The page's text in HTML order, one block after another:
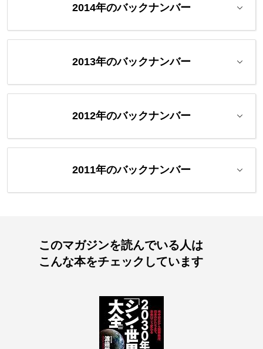
2014年のバックナンバー
2013年のバックナンバー
2012年のバックナンバー
2011年のバックナンバー
このマガジンを読んでいる人は
こんな本をチェックしています